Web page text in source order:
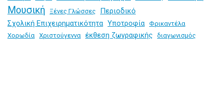
Μουσική Ξένες Γλώσσες
Περιοδικό
Σχολική Επιχειρηματικότητα Υποτροφία Φρικαντέλα
Χορωδία Χριστούγεννα έκθεση ζωγραφικής διαγωνισμός